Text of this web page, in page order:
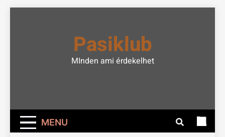
Pasiklub
MInden ami érdekelhet
MENU